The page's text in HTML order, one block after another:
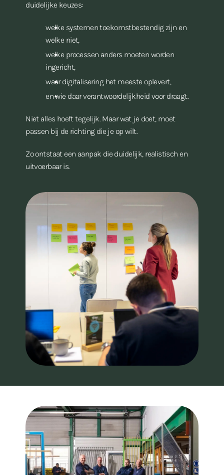
duidelijke keuzes:
welke systemen toekomstbestendig zijn en
welke niet,
welke processen anders moeten worden
ingericht,
waar digitalisering het meeste oplevert,
en wie daar verantwoordelijkheid voor draagt.
Niet alles hoeft tegelijk. Maar wat je doet, moet
passen bij de richting die je op wilt.
Zo ontstaat een aanpak die duidelijk, realistisch en
uitvoerbaar is.